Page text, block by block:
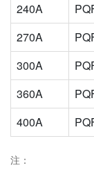
240A
270A
300A
360A
400A
注：